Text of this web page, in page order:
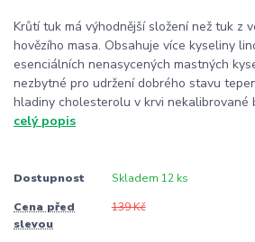
Krůtí tuk má výhodnější složení než tuk z
hovězího masa. Obsahuje více kyseliny
esenciálních nenasycených mastných
nezbytné pro udržení dobrého stavu
hladiny cholesterolu v krvi nekalibrované
celý popis
Dostupnost Skladem 12 ks
Cena před
slevou
139 Kč